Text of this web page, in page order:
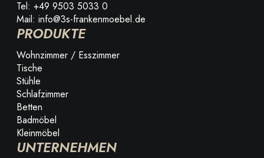
Tel: +49 9503 5033 0
Mail: info@3s-frankenmoebel.de
PRODUKTE
Wohnzimmer / Esszimmer
Tische
Stühle
Schlafzimmer
Betten
Badmöbel
Kleinmöbel
UNTERNEHMEN